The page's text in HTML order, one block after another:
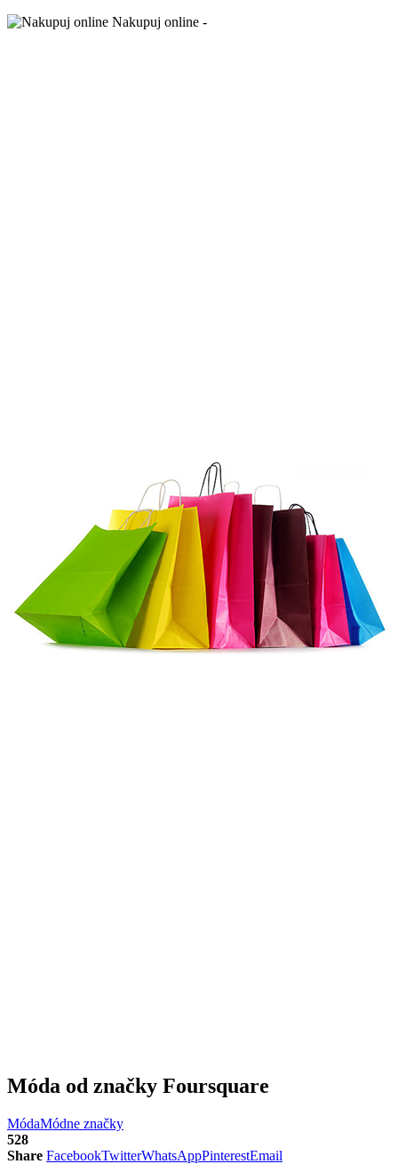
Nakupuj online -
Móda od značky Foursquare
MódaMódne značky
528
Share FacebookTwitterWhatsAppPinterestEmail